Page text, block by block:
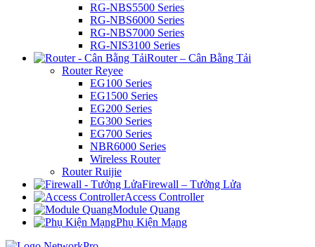
RG-NBS5500 Series
RG-NBS6000 Series
RG-NBS7000 Series
RG-NIS3100 Series
Router – Cân Bằng Tải
Router Reyee
EG100 Series
EG1500 Series
EG200 Series
EG300 Series
EG700 Series
NBR6000 Series
Wireless Router
Router Ruijie
Firewall – Tưởng Lửa
Access Controller
Module Quang
Phụ Kiện Mạng